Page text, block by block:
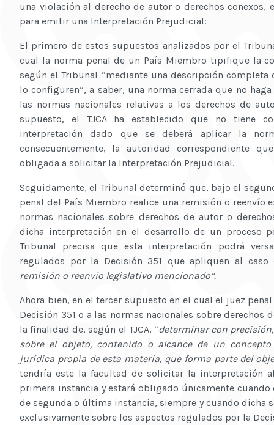
una violación al derecho de autor o derechos conexos,
para emitir una Interpretación Prejudicial:
El primero de estos supuestos analizados por el
cual la norma penal de un País Miembro tipifique la
según el Tribunal “mediante una descripción completa
lo configuren”, a saber, una norma cerrada que no
las normas nacionales relativas a los derechos de
supuesto, el TJCA ha establecido que no tiene
interpretación dado que se deberá aplicar la
consecuentemente, la autoridad correspondiente
obligada a solicitar la Interpretación Prejudicial.
Seguidamente, el Tribunal determinó que, bajo el
penal del País Miembro realice una remisión o reenvío
normas nacionales sobre derechos de autor o
dicha interpretación en el desarrollo de un proceso
Tribunal precisa que esta interpretación podrá
regulados por la Decisión 351 que apliquen al
remisión o reenvío legislativo mencionado”.
Ahora bien, en el tercer supuesto en el cual el juez
Decisión 351 o a las normas nacionales sobre derechos
la finalidad de, según el TJCA, “determinar con
sobre el objeto, contenido o alcance de un
jurídica propia de esta materia, que forma parte del
tendría este la facultad de solicitar la interpretación
primera instancia y estará obligado únicamente
de segunda o última instancia, siempre y cuando dicha
exclusivamente sobre los aspectos regulados por la